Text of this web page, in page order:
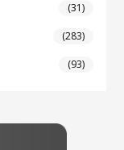
(31)
(283)
(93)